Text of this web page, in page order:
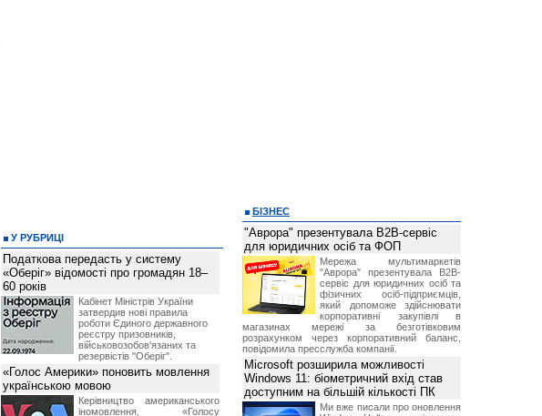
У РУБРИЦІ
Податкова передасть у систему
«Оберіг» відомості про громадян 18–
60 років
Кабінет Міністрів України
затвердив нові правила
роботи Єдиного державного
реєстру призовників,
військовозобов'язаних та
резервістів "Оберіг".
«Голос Америки» поновить мовлення
українською мовою
Керівництво американського
іномовлення, «Голосу
БІЗНЕС
"Аврора" презентувала B2B-сервіс
для юридичних осіб та ФОП
Мережа мультимаркетів
"Аврора" презентувала B2B-
сервіс для юридичних осіб та
фізичних осіб-підприємців,
який допоможе здійснювати
корпоративні закупівлі в
магазинах мережі за безготівковим
розрахунком через корпоративний баланс,
повідомила пресслужба компанії.
Microsoft розширила можливості
Windows 11: біометричний вхід став
доступним на більшій кількості ПК
Ми вже писали про оновлення